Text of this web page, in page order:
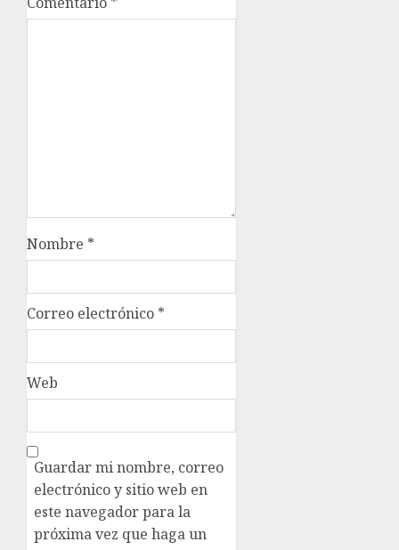
Nombre *
Correo electrónico *
Web
Guardar mi nombre, correo
electrónico y sitio web en
este navegador para la
próxima vez que haga un